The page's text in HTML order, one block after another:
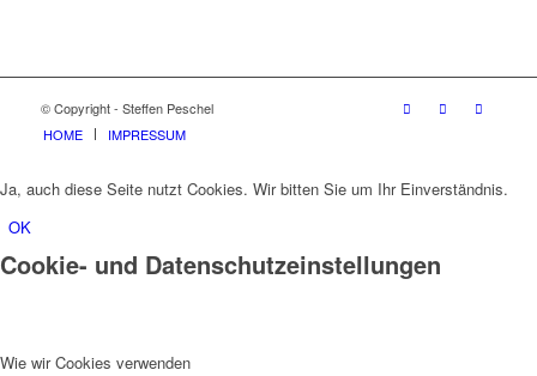
© Copyright - Steffen Peschel
HOME
IMPRESSUM
Ja, auch diese Seite nutzt Cookies. Wir bitten Sie um Ihr Einverständnis.
OK
Cookie- und Datenschutzeinstellungen
Wie wir Cookies verwenden